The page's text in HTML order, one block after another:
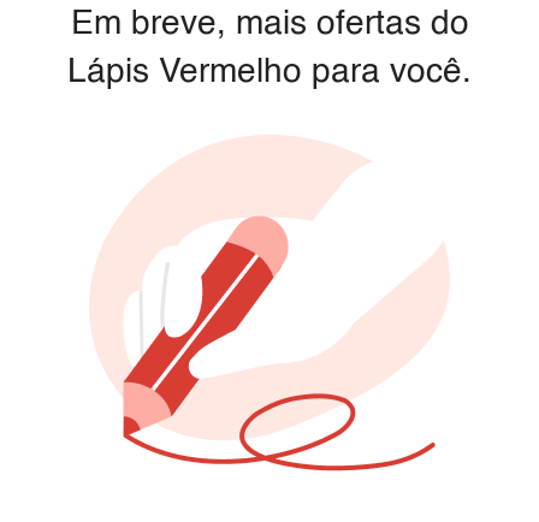
Em breve, mais ofertas do
Lápis Vermelho para você.